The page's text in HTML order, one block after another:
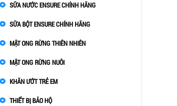
SỮA NƯỚC ENSURE CHÍNH HÃNG
SỮA BỘT ENSURE CHÍNH HÃNG
MẬT ONG RỪNG THIÊN NHIÊN
MẬT ONG RỪNG NUÔI
KHĂN ƯỚT TRẺ EM
THIẾT BỊ BẢO HỘ